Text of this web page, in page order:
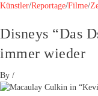
Künstler/Reportage/Filme/
Disneys “Das
immer wieder
By /